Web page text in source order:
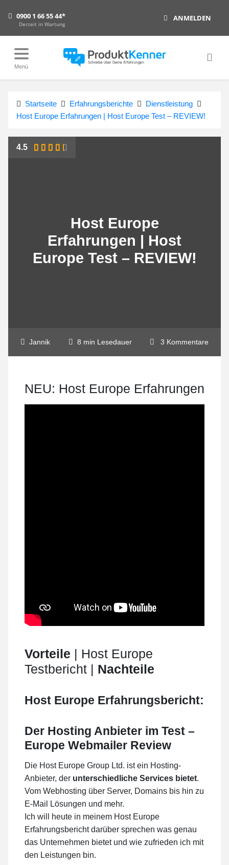
0900 1 66 55 44*
Derzeit in Wartung
ANMELDEN
Menü
Startseite Erfahrungsberichte
Dienstleistung
Host Europe Erfahrungen | Host Europe Test – REVIEW!
4.5
Host Europe
Erfahrungen | Host
Europe Test – REVIEW!
Jannik 8 min Lesedauer 3 Kommentare
NEU: Host Europe Erfahrungen
Vorteile | Host Europe
Testbericht | Nachteile
Host Europe Erfahrungsbericht:
Der Hosting Anbieter im Test –
Europe Webmailer Review
Die Host Europe Group Ltd. ist ein Hosting-
Anbieter, der unterschiedliche Services bietet.
Vom Webhosting über Server, Domains bis hin zu
E-Mail Lösungen und mehr.
Ich will heute in meinem Host Europe
Erfahrungsbericht darüber sprechen was genau
das Unternehmen bietet und wie zufrieden ich mit
den Leistungen bin.